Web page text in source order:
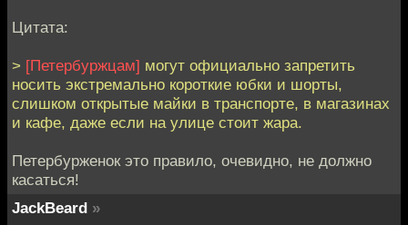
Цитата:
> [Петербуржцам] могут официально запретить
носить экстремально короткие юбки и шорты,
слишком открытые майки в транспорте, в магазинах
и кафе, даже если на улице стоит жара.
Петербурженок это правило, очевидно, не должно
касаться!
JackBeard »